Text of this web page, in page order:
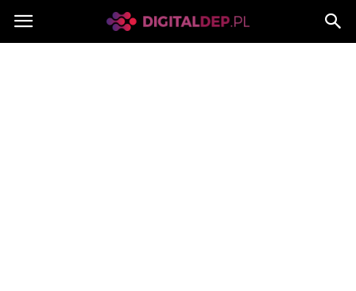
Digitaldep.pl